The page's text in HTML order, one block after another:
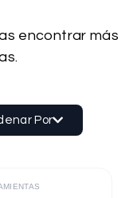
encontrar más
Por